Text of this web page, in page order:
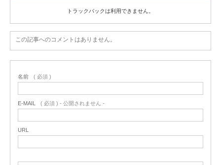
トラックバックは利用できません。
この記事へのコメントはありません。
名前 ( 必須 )
E-MAIL ( 必須 ) - 公開されません -
URL